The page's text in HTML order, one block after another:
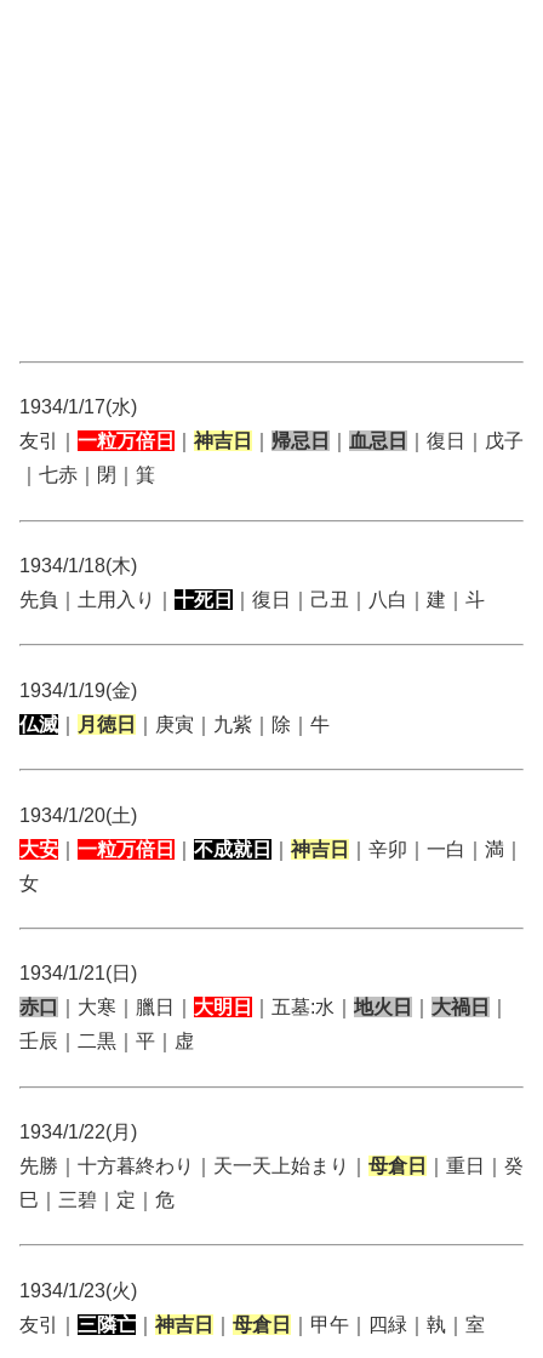
1934/1/17(水)
友引｜ 一粒万倍日 神吉日 帰忌日 血忌日
｜復日｜戊子
｜七赤｜閉｜箕
1934/1/18(木)
先負｜土用入り｜ 十死日 ｜復日｜己丑｜八白｜建｜斗
1934/1/19(金)
仏滅
月徳日 ｜庚寅｜九紫｜除｜牛
1934/1/20(土)
大安
一粒万倍日 不成就日 神吉日
｜辛卯｜一白｜満｜
女
1934/1/21(日)
赤口
｜大寒｜臘日｜ 大明日 ｜五墓:水｜ 地火日 大禍日
壬辰｜二黒｜平｜虚
1934/1/22(月)
先勝｜十方暮終わり｜天一天上始まり｜ 母倉日
｜重日｜癸
巳｜三碧｜定｜危
1934/1/23(火)
友引｜ 三隣亡 神吉日 母倉日 ｜甲午｜四緑｜執｜室